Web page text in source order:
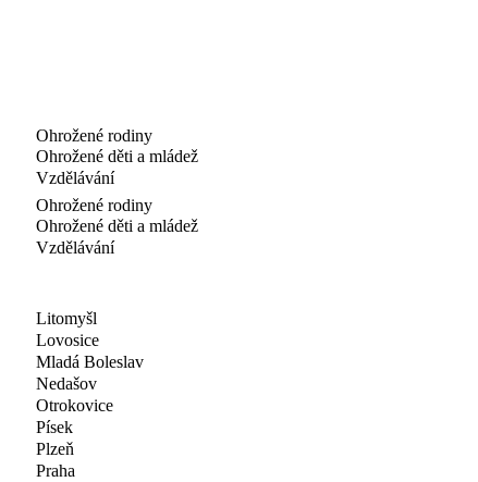
Ohrožené rodiny
Ohrožené děti a mládež
Vzdělávání
Ohrožené rodiny
Ohrožené děti a mládež
Vzdělávání
Litomyšl
Lovosice
Mladá Boleslav
Nedašov
Otrokovice
Písek
Plzeň
Praha